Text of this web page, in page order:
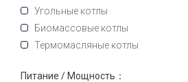
Угольные котлы
Биомассовые котлы
Термомасляные котлы
Питание / Мощность：